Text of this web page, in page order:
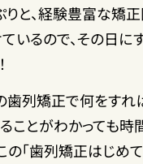
りと、経験豊富な矯
いるので、その日に
歯列矯正で何をす
ることがわかっても時
の「歯列矯正はじめ